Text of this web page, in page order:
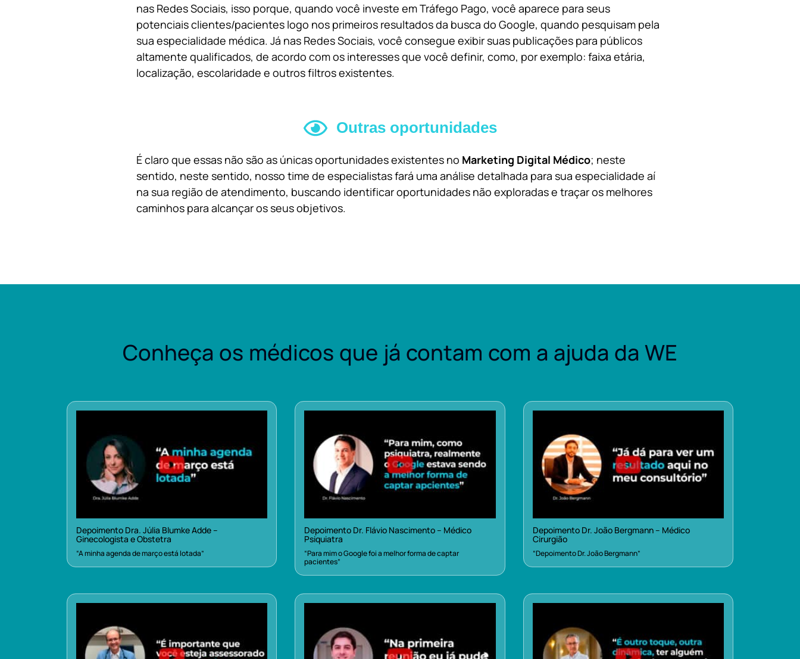
nas Redes Sociais, isso porque, quando você investe em Tráfego Pago, você aparece para seus
potenciais clientes/pacientes logo nos primeiros resultados da busca do Google, quando pesquisam pela
sua especialidade médica. Já nas Redes Sociais, você consegue exibir suas publicações para públicos
altamente qualificados, de acordo com os interesses que você definir, como, por exemplo: faixa etária,
localização, escolaridade e outros filtros existentes.
Outras oportunidades
É claro que essas não são as únicas oportunidades existentes no Marketing Digital Médico; neste
sentido, neste sentido, nosso time de especialistas fará uma análise detalhada para sua especialidade aí
na sua região de atendimento, buscando identificar oportunidades não exploradas e traçar os melhores
caminhos para alcançar os seus objetivos.
Conheça os médicos que já contam com a ajuda da WE
Depoimento Dra. Júlia Blumke Adde –
Ginecologista e Obstetra
“A minha agenda de março está lotada”
Depoimento Dr. Flávio Nascimento – Médico
Psiquiatra
“Para mim o Google foi a melhor forma de captar
pacientes”
Depoimento Dr. João Bergmann – Médico
Cirurgião
“Depoimento Dr. João Bergmann”